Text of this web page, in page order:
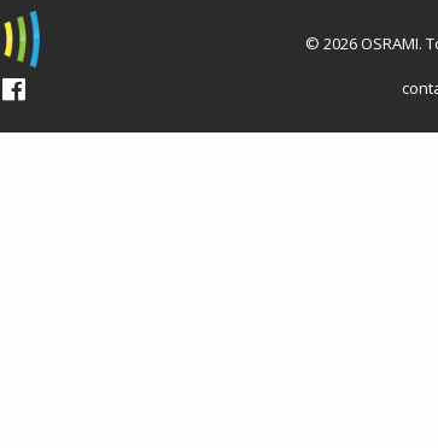
© 2026 OSRAMI.